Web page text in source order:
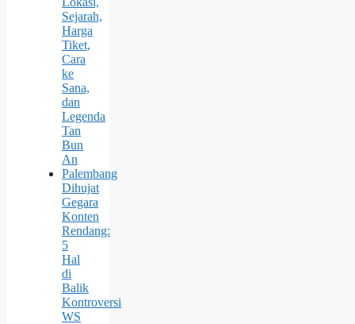
Sejarah,
Harga
Tiket,
Cara
ke
Sana,
dan
Legenda
Tan
Bun
An
Palembang
Dihujat
Gegara
Konten
Rendang:
5
Hal
di
Balik
Kontroversi
WS